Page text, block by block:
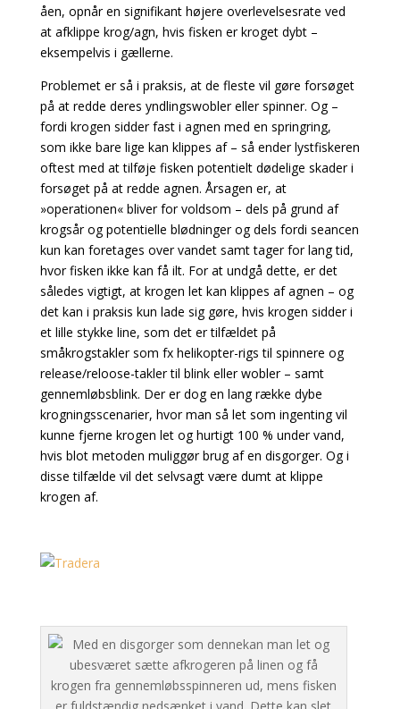
åen, opnår en signifikant højere overlevelsesrate ved
at afklippe krog/agn, hvis fisken er kroget dybt –
eksempelvis i gællerne.
Problemet er så i praksis, at de fleste vil gøre forsøget
på at redde deres yndlingswobler eller spinner. Og –
fordi krogen sidder fast i agnen med en springring,
som ikke bare lige kan klippes af – så ender lystfiskeren
oftest med at tilføje fisken potentielt dødelige skader i
forsøget på at redde agnen. Årsagen er, at
»operationen« bliver for voldsom – dels på grund af
krogsår og potentielle blødninger og dels fordi seancen
kun kan foretages over vandet samt tager for lang tid,
hvor fisken ikke kan få ilt. For at undgå dette, er det
således vigtigt, at krogen let kan klippes af agnen – og
det kan i praksis kun lade sig gøre, hvis krogen sidder i
et lille stykke line, som det er tilfældet på
småkrogstakler som fx helikopter-rigs til spinnere og
release/reloose-takler til blink eller wobler – samt
gennemløbsblink. Der er dog en lang række dybe
krogningsscenarier, hvor man så let som ingenting vil
kunne fjerne krogen let og hurtigt 100 % under vand,
hvis blot metoden muliggør brug af en disgorger. Og i
disse tilfælde vil det selvsagt være dumt at klippe
krogen af.